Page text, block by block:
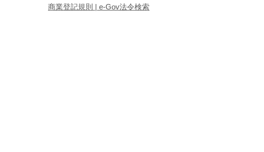
商業登記規則 | e-Gov法令検索